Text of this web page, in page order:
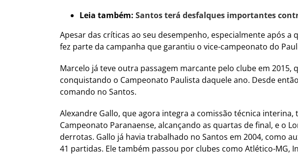
Leia também: Santos terá desfalques importantes
Apesar das críticas ao seu desempenho, especialmente após
fez parte da campanha que garantiu o vice-campeonato do
Marcelo já teve outra passagem marcante pelo clube em
conquistando o Campeonato Paulista daquele ano. Desde
comando no Santos.
Alexandre Gallo, que agora integra a comissão técnica
Campeonato Paranaense, alcançando as quartas de final, e o
derrotas. Gallo já havia trabalhado no Santos em 2004, como
41 partidas. Ele também passou por clubes como Atlético-MG,